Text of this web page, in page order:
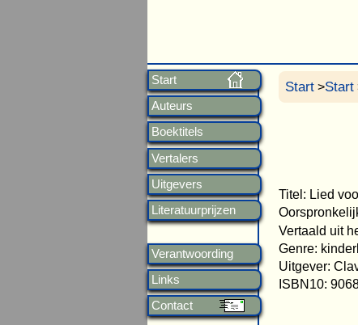
Start
Auteurs
Boektitels
Vertalers
Uitgevers
Literatuurprijzen
Verantwoording
Links
Contact
Start >Start
Titel: Lied
Vertaald uit
Genre:
Uitgever:
ISBN10: